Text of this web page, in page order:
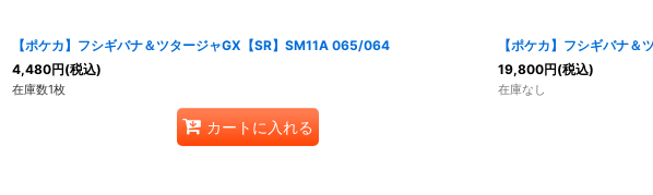
【ポケカ】フシギバナ＆ツタージャGX【SR】SM11A 065/064
4,480円(税込)
在庫数1枚
カートに入れる
【ポケカ】フシギバナ
19,800円(税込)
在庫なし